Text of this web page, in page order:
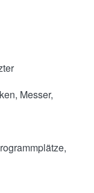
Messer,